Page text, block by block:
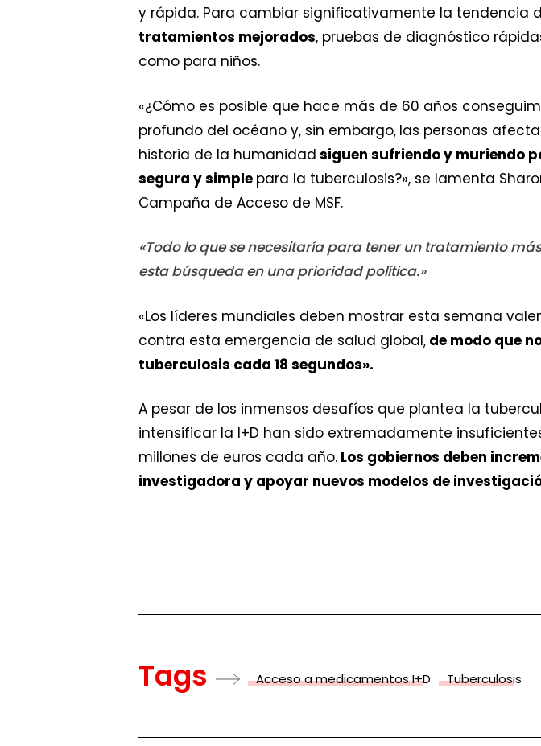
y rápida. Para cambiar significativamente la tendencia
tratamientos mejorados, pruebas de diagnóstico
como para niños.
«¿Cómo es posible que hace más de 60 años
profundo del océano y, sin embargo, las personas
historia de la humanidad siguen sufriendo y muriendo
segura y simple para la tuberculosis?», se lamenta
Campaña de Acceso de MSF.
«Todo lo que se necesitaría para tener un tratamiento
esta búsqueda en una prioridad política.»
«Los líderes mundiales deben mostrar esta semana
contra esta emergencia de salud global, de modo que
tuberculosis cada 18 segundos».
A pesar de los inmensos desafíos que plantea la
intensificar la I+D han sido extremadamente
millones de euros cada año. Los gobiernos deben
investigadora y apoyar nuevos modelos de
Tags Acceso a medicamentos I+D Tuberculosis